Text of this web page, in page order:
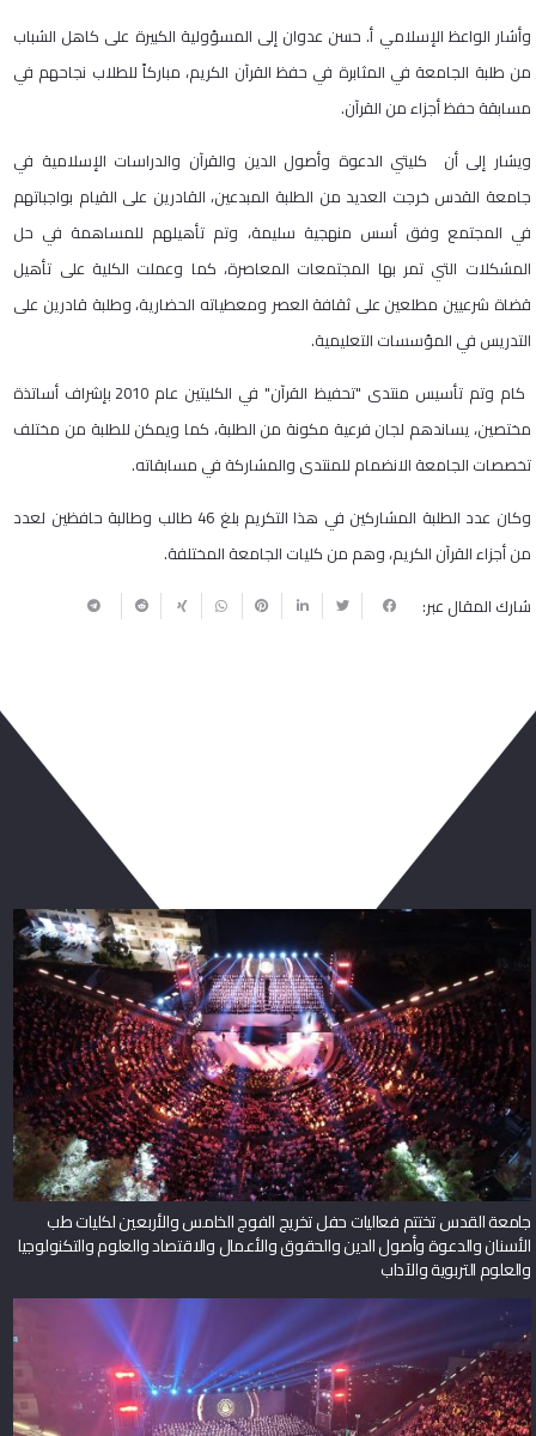
وأشار الواعظ الإسلامي أ. حسن عدوان إلى المسؤولية الكبيرة على كاهل الشباب
من طلبة الجامعة في المثابرة في حفظ القرآن الكريم، مباركاً للطلاب نجاحهم في
مسابقة حفظ أجزاء من القرآن.
ويشار إلى أن كليتي الدعوة وأصول الدين والقرآن والدراسات الإسلامية في
جامعة القدس خرجت العديد من الطلبة المبدعين، القادرين على القيام بواجباتهم
في المجتمع وفق أسس منهجية سليمة، وتم تأهيلهم للمساهمة في حل
المشكلات التي تمر بها المجتمعات المعاصرة، كما وعملت الكلية على تأهيل
قضاة شرعيين مطلعين على ثقافة العصر ومعطياته الحضارية، وطلبة قادرين على
التدريس في المؤسسات التعليمية.
كام وتم تأسيس منتدى "تحفيظ القرآن" في الكليتين عام 2010 بإشراف أساتذة
مختصين، يساندهم لجان فرعية مكونة من الطلبة، كما ويمكن للطلبة من مختلف
تخصصات الجامعة الانضمام للمنتدى والمشاركة في مسابقاته.
وكان عدد الطلبة المشاركين في هذا التكريم بلغ 46 طالب وطالبة حافظين لعدد
من أجزاء القرآن الكريم، وهم من كليات الجامعة المختلفة.
شارك المقال عبر:
جامعة القدس تختتم فعاليات حفل تخريج الفوج الخامس والأربعين لكليات طب
الأسنان والدعوة وأصول الدين والحقوق والأعمال والاقتصاد والعلوم والتكنولوجيا
والعلوم التربوية والآداب